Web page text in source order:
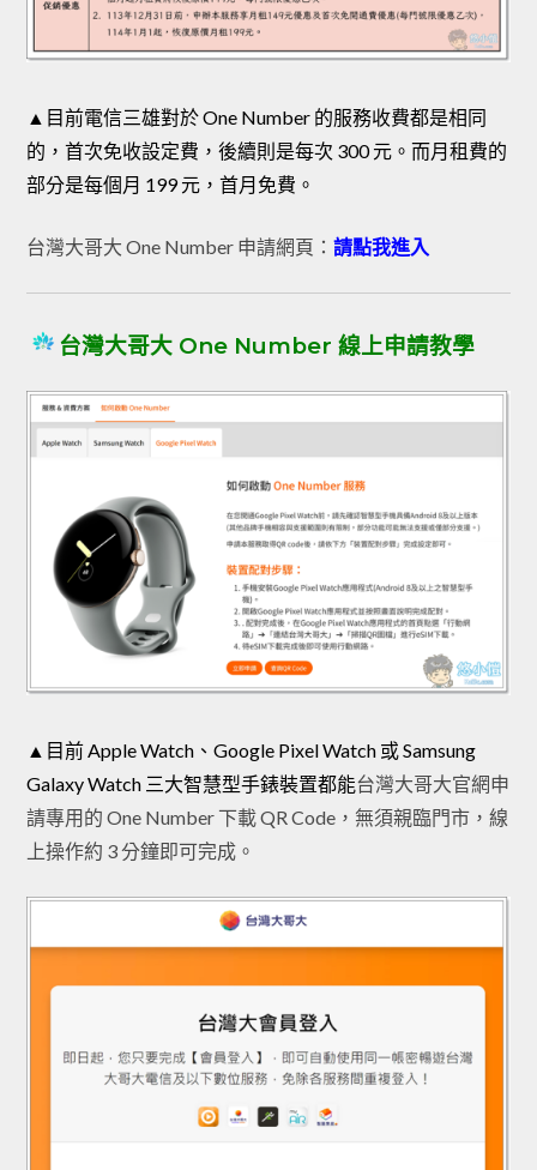
▲目前電信三雄對於 One Number 的服務收費都是相同
的，首次免收設定費，後續則是每次 300 元。而月租費的
部分是每個月 199 元，首月免費。
台灣大哥大 One Number 申請網頁： 請點我進入
台灣大哥大 One Number 線上申請教學
▲目前 Apple Watch、Google Pixel Watch 或 Samsung
Galaxy Watch 三大智慧型手錶裝置都能台灣大哥大官網申
請專用的 One Number 下載 QR Code，無須親臨門市，線
上操作約 3 分鐘即可完成。